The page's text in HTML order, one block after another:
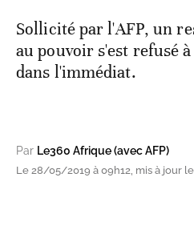
Sollicité par l'AFP, un
au pouvoir s'est refusé
dans l'immédiat.
Par Le360 Afrique (avec AFP)
Le 28/05/2019 à 09h12, mis à jour